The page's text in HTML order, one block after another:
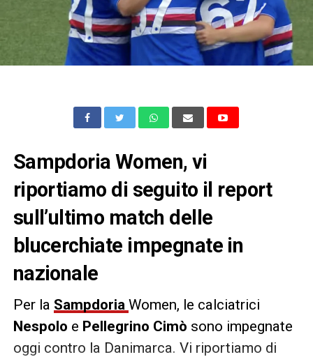
Sampdoria Women, vi
riportiamo di seguito il report
sull’ultimo match delle
blucerchiate impegnate in
nazionale
Per la Sampdoria Women, le calciatrici
Nespolo e Pellegrino Cimò sono impegnate
oggi contro la Danimarca. Vi riportiamo di